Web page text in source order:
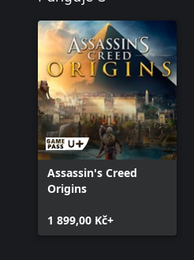
Assassin's Creed
Origins
1 899,00 Kč+